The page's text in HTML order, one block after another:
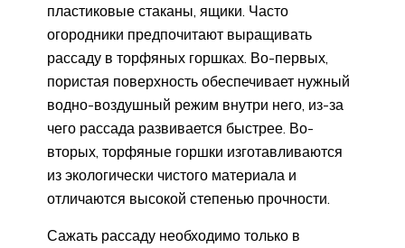
пластиковые стаканы, ящики. Часто
огородники предпочитают выращивать
рассаду в торфяных горшках. Во-первых,
пористая поверхность обеспечивает нужный
водно-воздушный режим внутри него, из-за
чего рассада развивается быстрее. Во-
вторых, торфяные горшки изготавливаются
из экологически чистого материала и
отличаются высокой степенью прочности.
Сажать рассаду необходимо только в